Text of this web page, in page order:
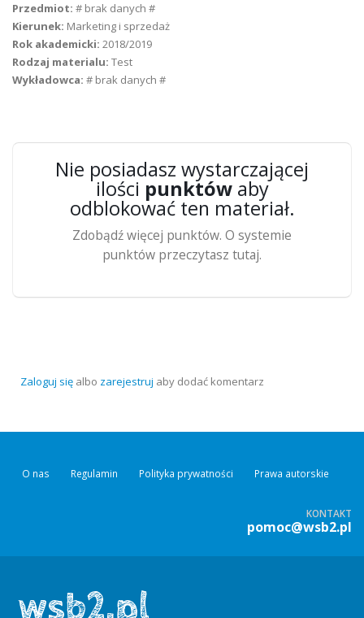
Przedmiot: # brak danych #
Kierunek: Marketing i sprzedaż
Rok akademicki: 2018/2019
Rodzaj materialu: Test
Wykładowca: # brak danych #
Nie posiadasz wystarczającej
ilości punktówaby
odblokować ten materiał.
Zdobądź więcej punktów. O systemie
punktów przeczytasz tutaj.
Zaloguj się albo zarejestruj aby dodać komentarz
O nas Regulamin Polityka prywatności Prawa autorskie
KONTAKT
pomoc@wsb2.pl